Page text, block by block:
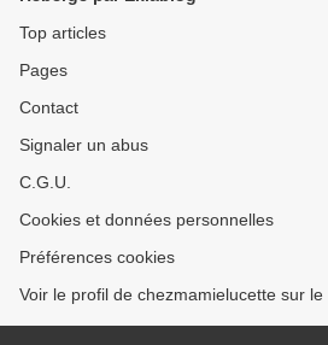
Top articles
Pages
Contact
Signaler un abus
C.G.U.
Cookies et données personnelles
Préférences cookies
Voir le profil de chezmamielucette sur le